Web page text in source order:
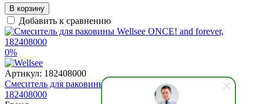
В корзину
Добавить к сравнению
0%
Артикул: 182408000
Смеситель для раковины Wellsee ONCE! and forever,
182408000